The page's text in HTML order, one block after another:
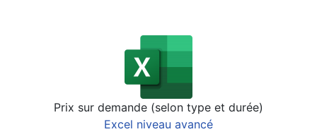
Prix sur demande (selon type et durée)
Excel niveau avancé